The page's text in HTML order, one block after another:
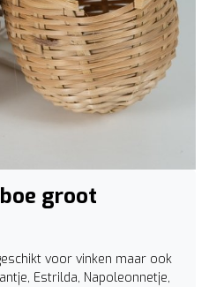
groot
voor vinken maar ook
Estrilda, Napoleonnetje,